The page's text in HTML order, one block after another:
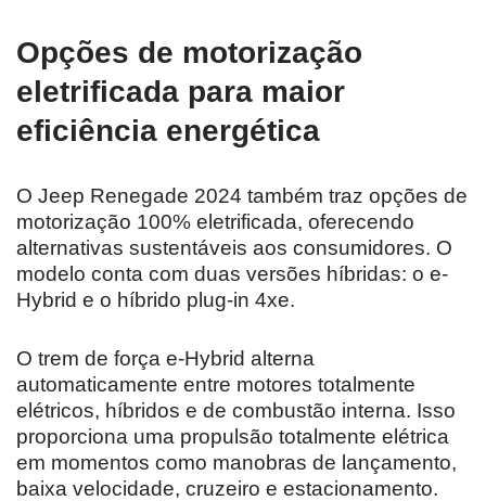
Opções de motorização
eletrificada para maior
eficiência energética
O Jeep Renegade 2024 também traz opções de
motorização 100% eletrificada, oferecendo
alternativas sustentáveis aos consumidores. O
modelo conta com duas versões híbridas: o e-
Hybrid e o híbrido plug-in 4xe.
O trem de força e-Hybrid alterna
automaticamente entre motores totalmente
elétricos, híbridos e de combustão interna. Isso
proporciona uma propulsão totalmente elétrica
em momentos como manobras de lançamento,
baixa velocidade, cruzeiro e estacionamento.